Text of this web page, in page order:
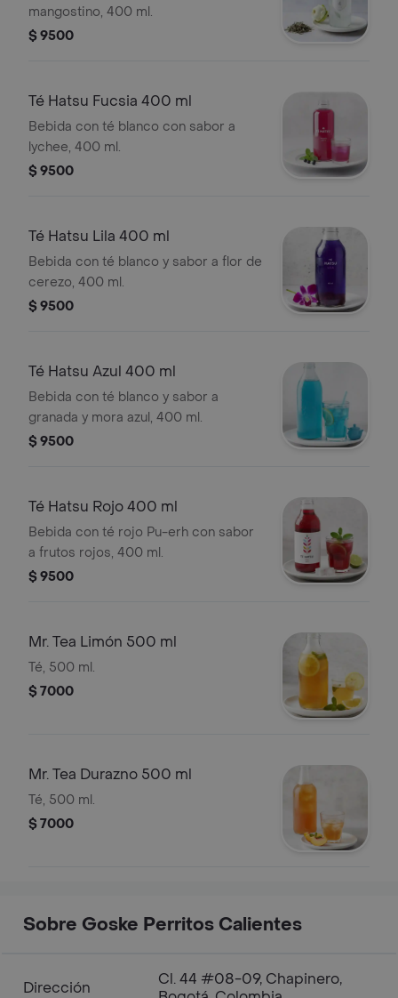
mangostino, 400 ml.
$ 9500
Té Hatsu Fucsia 400 ml
Bebida con té blanco con sabor a
lychee, 400 ml.
$ 9500
Té Hatsu Lila 400 ml
Bebida con té blanco y sabor a flor de
cerezo, 400 ml.
$ 9500
Té Hatsu Azul 400 ml
Bebida con té blanco y sabor a
granada y mora azul, 400 ml.
$ 9500
Té Hatsu Rojo 400 ml
Bebida con té rojo Pu-erh con sabor
a frutos rojos, 400 ml.
$ 9500
Mr. Tea Limón 500 ml
Té, 500 ml.
$ 7000
Mr. Tea Durazno 500 ml
Té, 500 ml.
$ 7000
Sobre Goske Perritos Calientes
Dirección
Cl. 44 #08-09, Chapinero,